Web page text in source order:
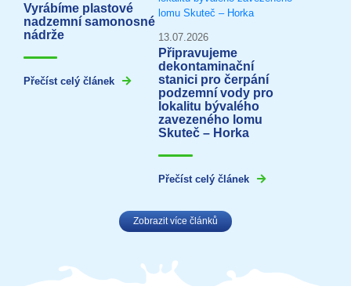
Vyrábíme plastové
nadzemní samonosné
nádrže
Přečíst celý článek
13.07.2026
Připravujeme
dekontaminační
stanici pro čerpání
podzemní vody pro
lokalitu bývalého
zavezeného lomu
Skuteč – Horka
Přečíst celý článek
Zobrazit více článků